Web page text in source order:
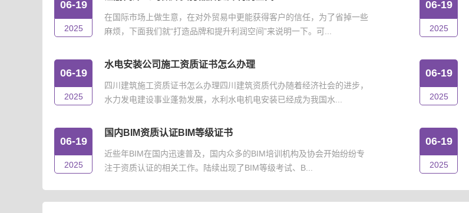
06-19
2025
在国际市场上做生意，在对外贸易中更能获得客户的信任，为了省掉一些
麻烦，下面我们就“打造品牌和提升利润空间”来说明一下。可...
06-19
2025
06-19
2025
水电安装公司施工资质证书怎么办理
四川建筑施工资质证书怎么办理四川建筑资质代办随着经济社会的进步，
水力发电建设事业蓬勃发展，水利水电机电安装已经成为我国水...
06-19
2025
06-19
2025
国内BIM资质认证BIM等级证书
近些年BIM在国内迅速普及，国内众多的BIM培训机构及协会开始纷纷专
注于资质认证的相关工作。陆续出现了BIM等级考试、B...
06-19
2025